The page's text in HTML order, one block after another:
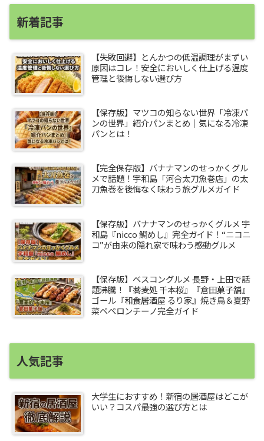
新着記事
【失敗回避】とんかつの低温調理がまずい
原因はコレ！安全においしく仕上げる温度
管理と後悔しない選び方
【保存版】マツコの知らない世界「冷凍パ
ンの世界」紹介パンまとめ｜気になる冷凍
パンとは！
【完全保存版】バナナマンのせっかくグル
メで話題！宇和島「河合太刀魚巻店」の太
刀魚巻を後悔なく味わう旅グルメガイド
【保存版】バナナマンのせっかくグルメ 宇
和島『nicco 鯛めし』完全ガイド！“ニコニ
コ”が由来の隠れ家で味わう感動グルメ
【保存版】ベスコングルメ 長野・上田で話
題沸騰！『蕎麦処 千本桜』『倉田菓子舗』
ゴール『和食居酒屋 るり家』焼き鳥＆夏野
菜ペペロンチーノ完全ガイド
人気記事
大学生におすすめ！新宿の居酒屋はどこが
いい？コスパ最強の選び方とは